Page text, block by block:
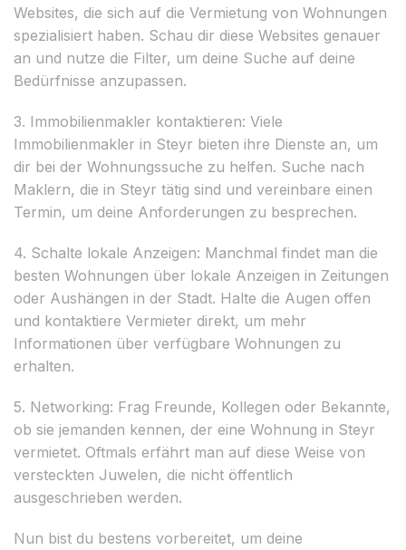
Websites, die sich auf die Vermietung von Wohnungen
spezialisiert haben. Schau dir diese Websites genauer
an und nutze die Filter, um deine Suche auf deine
Bedürfnisse anzupassen.
3. Immobilienmakler kontaktieren: Viele
Immobilienmakler in Steyr bieten ihre Dienste an, um
dir bei der Wohnungssuche zu helfen. Suche nach
Maklern, die in Steyr tätig sind und vereinbare einen
Termin, um deine Anforderungen zu besprechen.
4. Schalte lokale Anzeigen: Manchmal findet man die
besten Wohnungen über lokale Anzeigen in Zeitungen
oder Aushängen in der Stadt. Halte die Augen offen
und kontaktiere Vermieter direkt, um mehr
Informationen über verfügbare Wohnungen zu
erhalten.
5. Networking: Frag Freunde, Kollegen oder Bekannte,
ob sie jemanden kennen, der eine Wohnung in Steyr
vermietet. Oftmals erfährt man auf diese Weise von
versteckten Juwelen, die nicht öffentlich
ausgeschrieben werden.
Nun bist du bestens vorbereitet, um deine